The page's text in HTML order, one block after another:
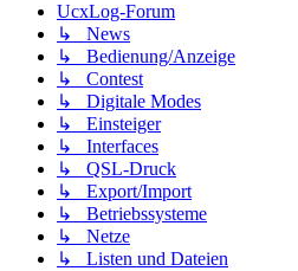
UcxLog-Forum
↳ News
↳ Bedienung/Anzeige
↳ Contest
↳ Digitale Modes
↳ Einsteiger
↳ Interfaces
↳ QSL-Druck
↳ Export/Import
↳ Betriebssysteme
↳ Netze
↳ Listen und Dateien